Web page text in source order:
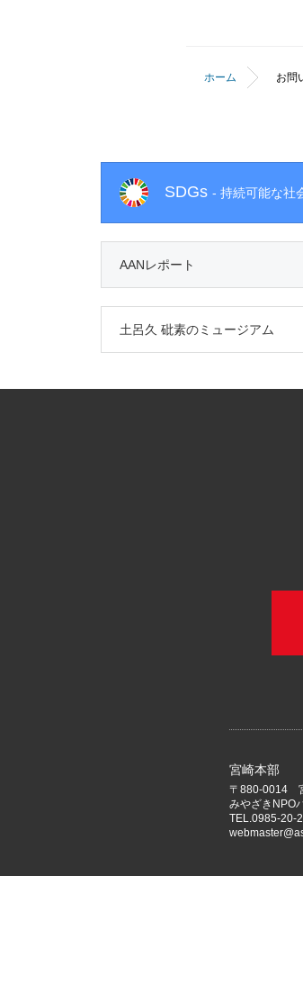
ホーム お問
SDGs - 持続可能な社
AANレポート
土呂久 砒素のミュージアム
宮崎本部
〒880-0014
みやざきNPO
TEL.0985-20-